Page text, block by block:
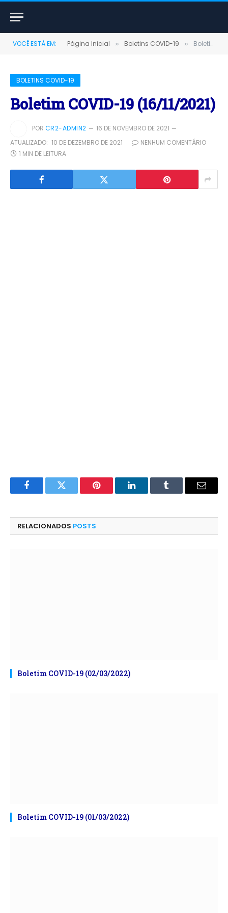
VOCÊ ESTÁ EM: Página Inicial » Boletins COVID-19 » Boletim COVID-19 (16/11/2021)
BOLETINS COVID-19
Boletim COVID-19 (16/11/2021)
POR CR2-ADMIN2
16 DE NOVEMBRO DE 2021
ATUALIZADO: 10 DE DEZEMBRO DE 2021
NENHUM COMENTÁRIO
1 MIN DE LEITURA
FacebookTwitter Pinterest LinkedInTumblr
E-
RELACIONADOS POSTS
Boletim COVID-19 (02/03/2022)
Boletim COVID-19 (01/03/2022)